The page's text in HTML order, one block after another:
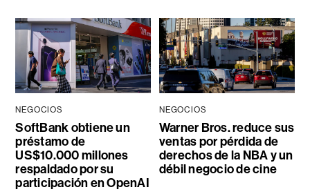
NEGOCIOS
SoftBank obtiene un
préstamo de
US$10.000 millones
respaldado por su
participación en OpenAI
NEGOCIOS
Warner Bros. reduce sus
ventas por pérdida de
derechos de la NBA y un
débil negocio de cine